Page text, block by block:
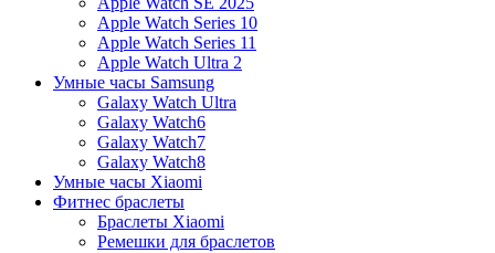
Apple Watch Series 10
Apple Watch Series 11
Apple Watch Ultra 2
Умные часы Samsung
Galaxy Watch Ultra
Galaxy Watch6
Galaxy Watch7
Galaxy Watch8
Умные часы Xiaomi
Фитнес браслеты
Браслеты Xiaomi
Ремешки для браслетов